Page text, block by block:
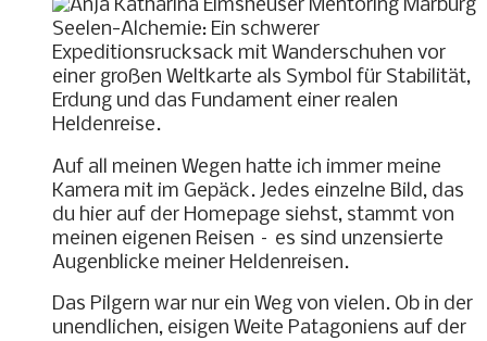
Auf all meinen Wegen hatte ich immer meine
Kamera mit im Gepäck. Jedes einzelne Bild, das
du hier auf der Homepage siehst, stammt von
meinen eigenen Reisen – es sind unzensierte
Augenblicke meiner Heldenreisen.
Das Pilgern war nur ein Weg von vielen. Ob in der
unendlichen, eisigen Weite Patagoniens auf der